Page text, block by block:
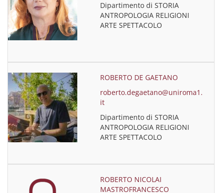
Dipartimento di STORIA
ANTROPOLOGIA RELIGIONI
ARTE SPETTACOLO
ROBERTO DE GAETANO
roberto.degaetano@uniroma1.
it
Dipartimento di STORIA
ANTROPOLOGIA RELIGIONI
ARTE SPETTACOLO
ROBERTO NICOLAI
MASTROFRANCESCO